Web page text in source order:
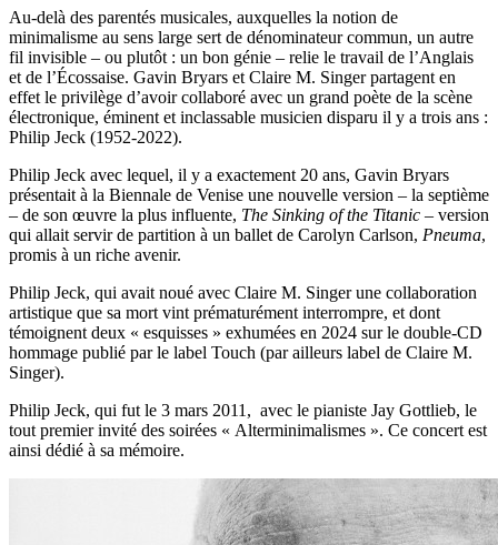
Au-delà des parentés musicales, auxquelles la notion de
minimalisme au sens large sert de dénominateur commun, un autre
fil invisible – ou plutôt : un bon génie – relie le travail de l’Anglais
et de l’Écossaise. Gavin Bryars et Claire M. Singer partagent en
effet le privilège d’avoir collaboré avec un grand poète de la scène
électronique, éminent et inclassable musicien disparu il y a trois ans :
Philip Jeck (1952-2022).
Philip Jeck avec lequel, il y a exactement 20 ans, Gavin Bryars
présentait à la Biennale de Venise une nouvelle version – la septième
– de son œuvre la plus influente, The Sinking of the Titanic – version
qui allait servir de partition à un ballet de Carolyn Carlson, Pneuma,
promis à un riche avenir.
Philip Jeck, qui avait noué avec Claire M. Singer une collaboration
artistique que sa mort vint prématurément interrompre, et dont
témoignent deux « esquisses » exhumées en 2024 sur le double-CD
hommage publié par le label Touch (par ailleurs label de Claire M.
Singer).
Philip Jeck, qui fut le 3 mars 2011, avec le pianiste Jay Gottlieb, le
tout premier invité des soirées « Alterminimalismes ». Ce concert est
ainsi dédié à sa mémoire.